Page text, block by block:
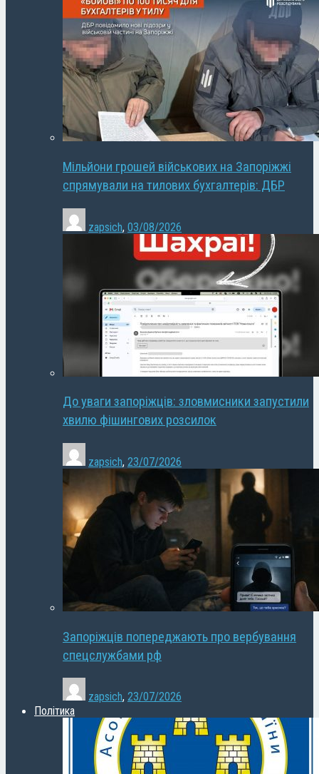
Мільйони грошей військових на Запоріжжі
спрямували на тилових бухгалтерів: ДБР
zapsich, 03/08/2026
До уваги запоріжців: зловмисники запустили
хвилю фішингових розсилок
zapsich, 23/07/2026
Запоріжців попереджають про вербування
спецслужбами рф
zapsich, 23/07/2026
Політика